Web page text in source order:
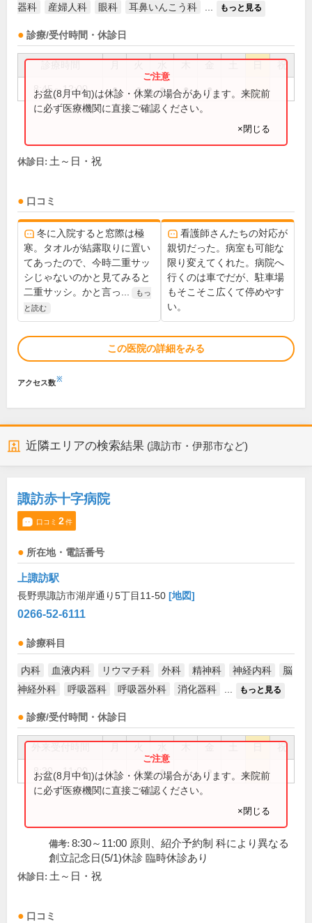
器科
産婦人科 眼科 耳鼻いんこう科 もっと見る
診療/受付時間・休診日
祝
8:45～12:00 ● ● ● ● ●
お盆(8月中旬)は休診・休業の場合があります。来院前
に必ず医療機関に直接ご確認ください。
×閉じる
休診日: 土～日・祝
口コミ
冬に入院すると窓際は極
寒。タオルが結露取りに置い
てあったので、今時二重サッ
シじゃないのかと見てみると
二重サッシ。かと言っ...
もっ
と読む
看護師さんたちの対応が
親切だった。病室も可能な
限り変えてくれた。病院へ
行くのは車でだが、駐車場
もそこそこ広くて停めやす
い。
この医院の詳細をみる
アクセス数※
近隣エリアの検索結果 (諏訪市・伊那市など)
諏訪赤十字病院
口コミ 2件
所在地・電話番号
上諏訪駅
長野県諏訪市湖岸通り5丁目11-50 [地図]
0266-52-6111
診療科目
内科 血液内科 リウマチ科 外科 精神科 神経内科
脳
神経外科
呼吸器科 呼吸器外科 消化器科 もっと見る
診療/受付時間・休診日
祝
8:30～11:00 ● ● ● ● ●
お盆(8月中旬)は休診・休業の場合があります。来院前
に必ず医療機関に直接ご確認ください。
×閉じる
備考: 8:30～11:00 原則、紹介予約制 科により異なる
創立記念日(5/1)休診 臨時休診あり
休診日: 土～日・祝
口コミ